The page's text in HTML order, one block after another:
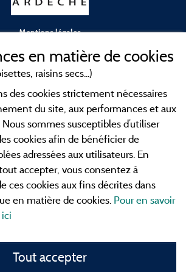
Mentions légales
Contact
CGV
en Ardèche . Consultez les fiches de
nos meilleures offres dans les
, le célèbrePont d'Arc, la grotte de l'Aven
de Jonc ou le mont Mézenc...
ici en ligne avant de contacter le
idée du camping, au pied d'un lac,
en matière de cookies
raisins secs...)
des cookies strictement nécessaires
du site, aux performances et aux
sommes susceptibles d’utiliser
cookies afin de bénéficier de
adressées aux utilisateurs. En
accepter, vous consentez à
ces cookies aux fins décrites dans
en matière de cookies. Pour en savoir
Tout accepter